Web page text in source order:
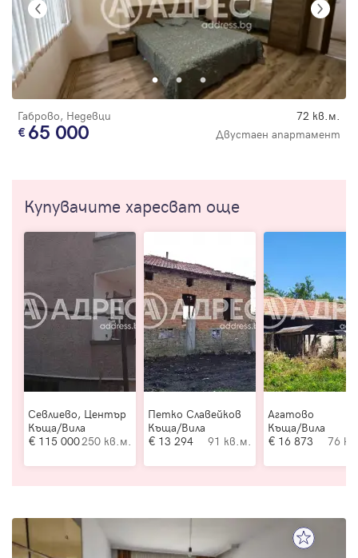
Габрово, Недевци 72 кв.м.
65 000 Двустаен апартамент
Купувачите харесват още
Севлиево, Център
Къща/Вила
115 000250 кв.м.
Петко Славейков
Къща/Вила
13 294
91 кв.м.
Агатово
Къща/Вила
16 873
76